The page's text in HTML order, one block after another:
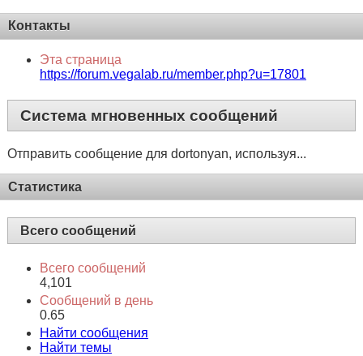
Контакты
Эта страница
https://forum.vegalab.ru/member.php?u=17801
Система мгновенных сообщений
Отправить сообщение для dortonyan, используя...
Статистика
Всего сообщений
Всего сообщений
4,101
Сообщений в день
0.65
Найти сообщения
Найти темы